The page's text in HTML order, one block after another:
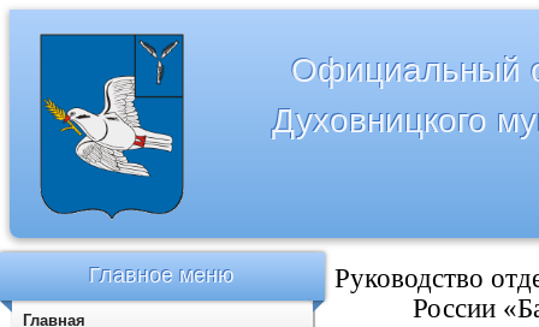
Официальный
Духовницкого
Руководство
России
Главное меню
Главная